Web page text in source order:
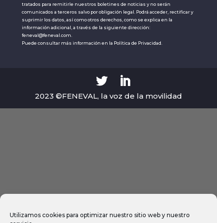
Utilizamos cookies para optimizar nuestro sitio web y nuestro
tratados para remitirle nuestros boletines de noticias y no serán
comunicados a terceros salvo por obligación legal. Podrá acceder, rectificar y
suprimir los datos, así como otros derechos, como se explica en la
información adicional, a través de la siguiente dirección:
feneval@feneval.com.
Puede consultar más información en la Política de Privacidad.
2023 ©FENEVAL, la voz de la movilidad